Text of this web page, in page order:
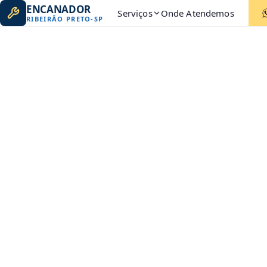
ENCANADOR
RIBEIRÃO PRETO-SP Serviços Onde Atendemos